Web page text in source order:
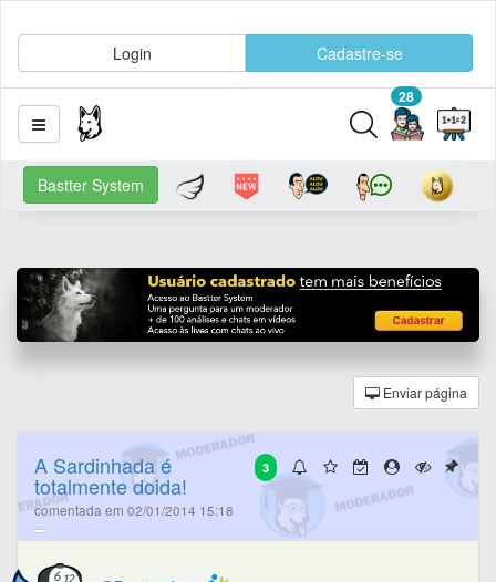
Login Cadastre-se
28
Bastter System
Enviar página
3
A Sardinhada é
totalmente doida!
comentada em 02/01/2014 15:18